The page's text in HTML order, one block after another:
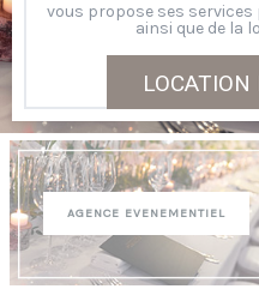
vous propose ses
ainsi que de la
AGENCE EVENEMENTIEL